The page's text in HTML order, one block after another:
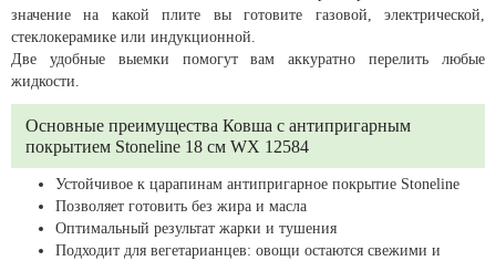
значение на какой плите вы готовите газовой, электрической,
стеклокерамике или индукционной.
Две удобные выемки помогут вам аккуратно перелить любые
жидкости.
Основные преимущества Ковша с антипригарным
покрытием Stoneline 18 см WX 12584
Устойчивое к царапинам антипригарное покрытие Stoneline
Позволяет готовить без жира и масла
Оптимальный результат жарки и тушения
Подходит для вегетарианцев: овощи остаются свежими и